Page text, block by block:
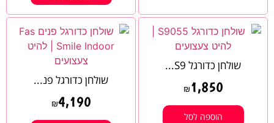
שולחן כדורגל S9...
₪ 1,850
הוספה לסל
שולחן כדורגל פנ...
₪4,190